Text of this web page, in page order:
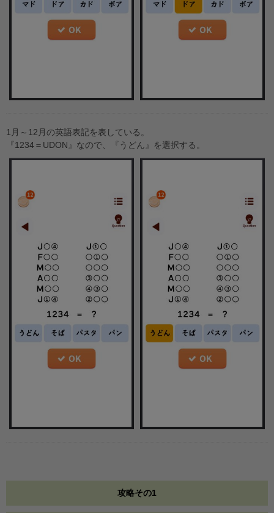
1月～12月の英語表記を表している。
『1234＝UDON』なので、『うどん』を選択する。
攻略その1